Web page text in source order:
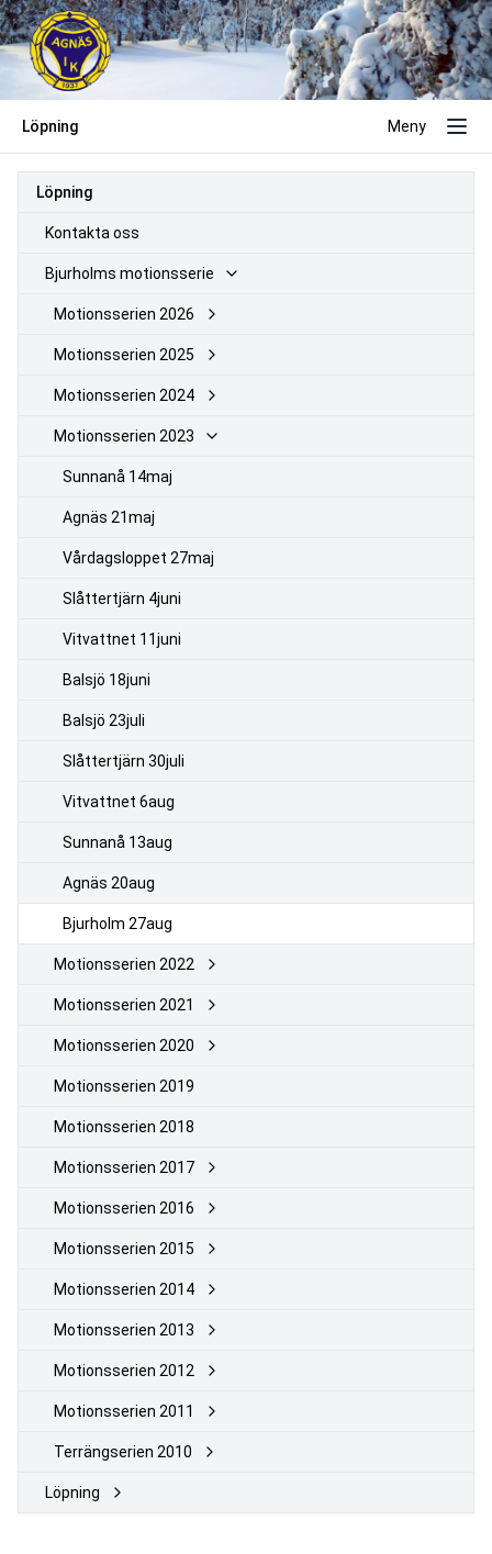
Löpning Meny
Löpning
Kontakta oss
Bjurholms motionsserie
Motionsserien 2026
Motionsserien 2025
Motionsserien 2024
Motionsserien 2023
Sunnanå 14maj
Agnäs 21maj
Vårdagsloppet 27maj
Slåttertjärn 4juni
Vitvattnet 11juni
Balsjö 18juni
Balsjö 23juli
Slåttertjärn 30juli
Vitvattnet 6aug
Sunnanå 13aug
Agnäs 20aug
Bjurholm 27aug
Motionsserien 2022
Motionsserien 2021
Motionsserien 2020
Motionsserien 2019
Motionsserien 2018
Motionsserien 2017
Motionsserien 2016
Motionsserien 2015
Motionsserien 2014
Motionsserien 2013
Motionsserien 2012
Motionsserien 2011
Terrängserien 2010
Löpning